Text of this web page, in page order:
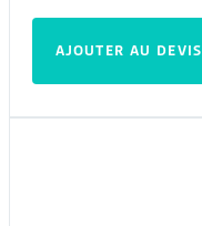
AJOUTER AU DEVIS